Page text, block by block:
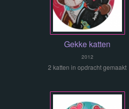
Gekke katten
2012
2 katten in opdracht gemaakt